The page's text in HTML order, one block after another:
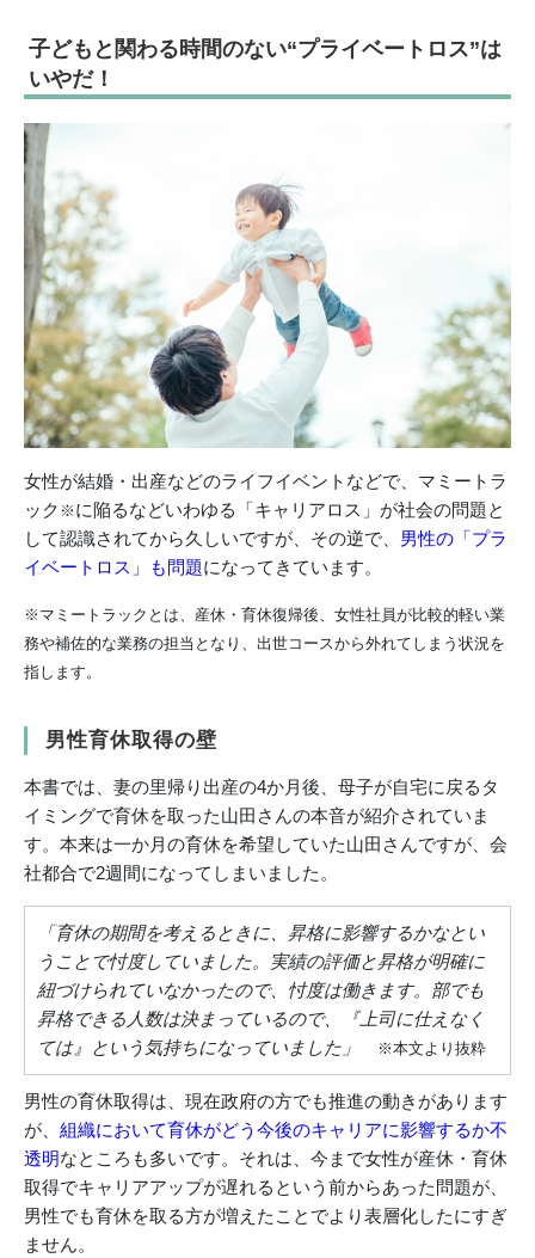
子どもと関わる時間のない“プライベートロス”は
いやだ！
女性が結婚・出産などのライフイベントなどで、マミートラ
ック ※ に陥るなどいわゆる「キャリアロス」が社会の問題と
して認識されてから久しいですが、その逆で、 男性の「プラ
イベートロス」も問題になってきています。
※マミートラックとは、産休・育休復帰後、女性社員が比較的軽い業
務や補佐的な業務の担当となり、出世コースから外れてしまう状況を
指します。
男性育休取得の壁
本書では、妻の里帰り出産の4か月後、母子が自宅に戻るタ
イミングで育休を取った山田さんの本音が紹介されていま
す。本来は一か月の育休を希望していた山田さんですが、会
社都合で2週間になってしまいました。
「育休の期間を考えるときに、昇格に影響するかなとい
うことで忖度していました。実績の評価と昇格が明確に
紐づけられていなかったので、忖度は働きます。部でも
昇格できる人数は決まっているので、『上司に仕えなく
ては』という気持ちになっていました」
※本文より抜粋
男性の育休取得は、現在政府の方でも推進の動きがあります
が、 組織において育休がどう今後のキャリアに影響するか不
透明なところも多いです。それは、今まで女性が産休・育休
取得でキャリアアップが遅れるという前からあった問題が、
男性でも育休を取る方が増えたことでより表層化したにすぎ
ません。